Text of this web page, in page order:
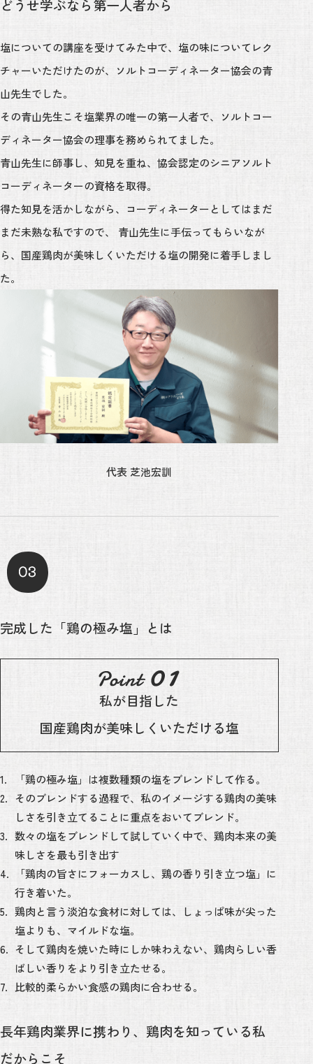
どうせ学ぶなら第一人者から
塩についての講座を受けてみた中で、塩の味についてレク
チャーいただけたのが、ソルトコーディネーター協会の青
山先生でした。
その青山先生こそ塩業界の唯一の第一人者で、ソルトコー
ディネーター協会の理事を務められてました。
青山先生に師事し、知見を重ね、協会認定のシニアソルト
コーディネーターの資格を取得。
得た知見を活かしながら、コーディネーターとしてはまだ
まだ未熟な私ですので、
青山先生に手伝ってもらいなが
ら、国産鶏肉が美味しくいただける塩の開発に着手しまし
た。
代表 芝池宏訓
完成した「鶏の極み塩」とは
私が目指した
国産鶏肉が美味しくいただける塩
「鶏の極み塩」は複数種類の塩をブレンドして作る。
そのブレンドする過程で、私のイメージする鶏肉の美味
しさを引き立てることに重点をおいてブレンド。
数々の塩をブレンドして試していく中で、鶏肉本来の美
味しさを最も引き出す
「鶏肉の旨さにフォーカスし、鶏の香り引き立つ塩」に
行き着いた。
鶏肉と言う淡泊な食材に対しては、しょっぱ味が尖った
塩よりも、マイルドな塩。
そして鶏肉を焼いた時にしか味わえない、鶏肉らしい香
ばしい香りをより引き立たせる。
比較的柔らかい食感の鶏肉に合わせる。
長年鶏肉業界に携わり、鶏肉を知っている私
だからこそ